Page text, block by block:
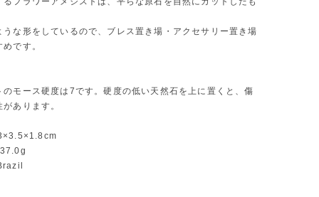
うな形をしているので、ブレス置き場・アクセサリー置き場
です。
モース硬度は7です。硬度の低い天然石を上に置くと、傷
あります。